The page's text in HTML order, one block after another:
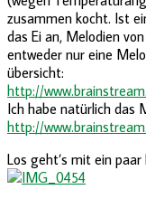
zusammen kocht. Ist
das Ei an, Melodien
entweder nur eine
übersicht:
http://
Ich habe natürlich das
http://
Los geht’s mit ein paar